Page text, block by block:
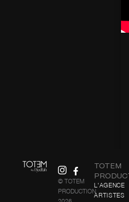
© TOTEM
PRODUCTION
TOTEM
L'AGENCE
ARTISTES